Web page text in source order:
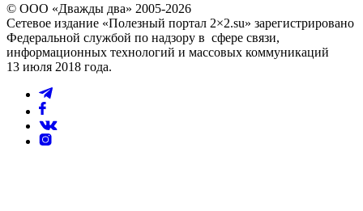
© ООО «Дважды два» 2005-2026
Сетевое издание «Полезный портал 2×2.su» зарегистрировано
Федеральной службой по надзору в сфере связи,
информационных технологий и массовых коммуникаций
13 июля 2018 года.